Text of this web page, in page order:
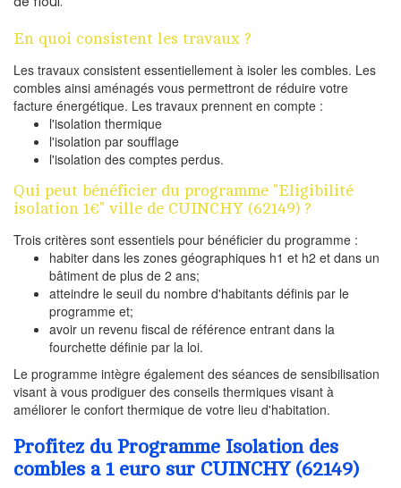
En quoi consistent les travaux ?
Les travaux consistent essentiellement à isoler les combles. Les
combles ainsi aménagés vous permettront de réduire votre
facture énergétique. Les travaux prennent en compte :
l'isolation thermique
l'isolation par soufflage
l'isolation des comptes perdus.
Qui peut bénéficier du programme "Eligibilité
isolation 1€" ville de CUINCHY (62149) ?
Trois critères sont essentiels pour bénéficier du programme :
habiter dans les zones géographiques h1 et h2 et dans un
bâtiment de plus de 2 ans;
atteindre le seuil du nombre d'habitants définis par le
programme et;
avoir un revenu fiscal de référence entrant dans la
fourchette définie par la loi.
Le programme intègre également des séances de sensibilisation
visant à vous prodiguer des conseils thermiques visant à
améliorer le confort thermique de votre lieu d'habitation.
Profitez du Programme Isolation des
combles a 1 euro sur CUINCHY (62149)